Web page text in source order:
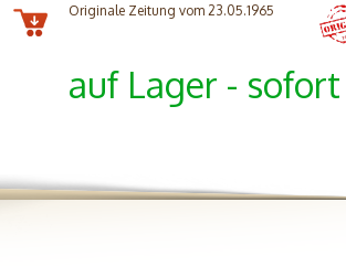
Originale Zeitung vom 23.05.1965
auf Lager -